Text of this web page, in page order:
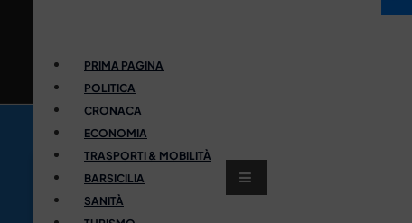
PRIMA PAGINA
POLITICA
CRONACA
ECONOMIA
TRASPORTI & MOBILITÀ
BARSICILIA
SANITÀ